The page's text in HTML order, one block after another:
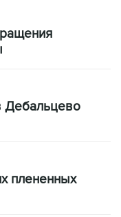
Дебальцево
плененных